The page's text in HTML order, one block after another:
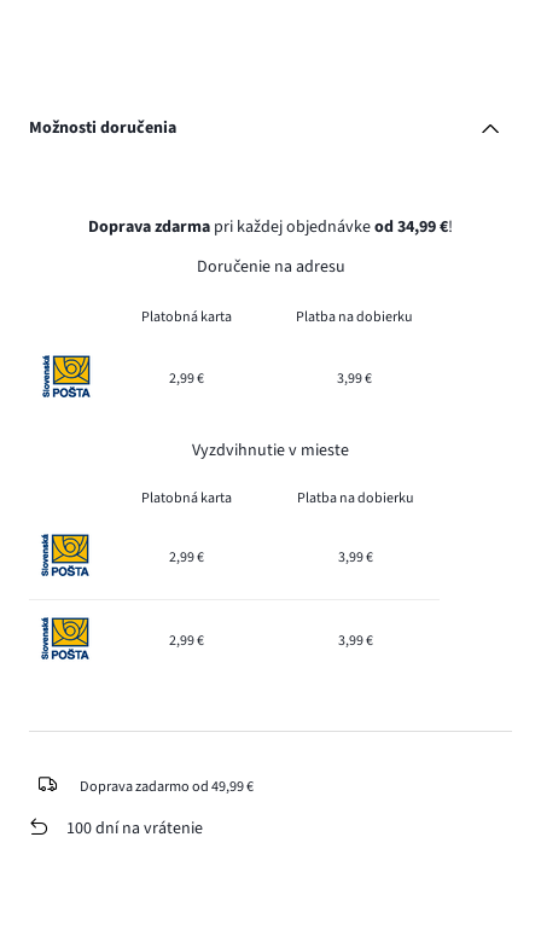
Možnosti doručenia
Doprava zdarma pri každej objednávkeod 34,99 €!
Doručenie na adresu
Platobná karta Platba na dobierku
2,99 € 3,99 €
Vyzdvihnutie v mieste
Platobná karta Platba na dobierku
2,99 € 3,99 €
2,99 € 3,99 €
Doprava zadarmo od 49,99 €
100 dní na vrátenie